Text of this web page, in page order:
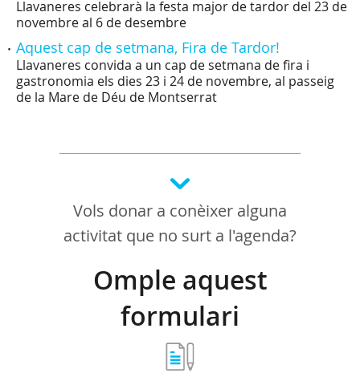
Llavaneres celebrarà la festa major de tardor del 23 de
novembre al 6 de desembre
Aquest cap de setmana, Fira de Tardor!
Llavaneres convida a un cap de setmana de fira i
gastronomia els dies 23 i 24 de novembre, al passeig
de la Mare de Déu de Montserrat
Vols donar a conèixer alguna
activitat que no surt a l'agenda?
Omple aquest
formulari